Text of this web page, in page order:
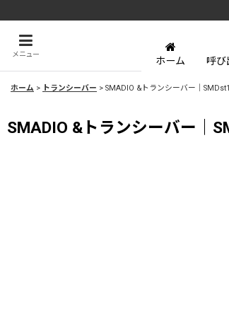
メニュー
ホーム 呼び
ホーム > トランシーバー > SMADIO &トランシーバー｜
SMADIO &トランシーバー｜